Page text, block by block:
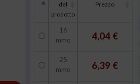
del
prodotto
Prezzo
16
mmq
4,04 €
25
mmq
6,39 €